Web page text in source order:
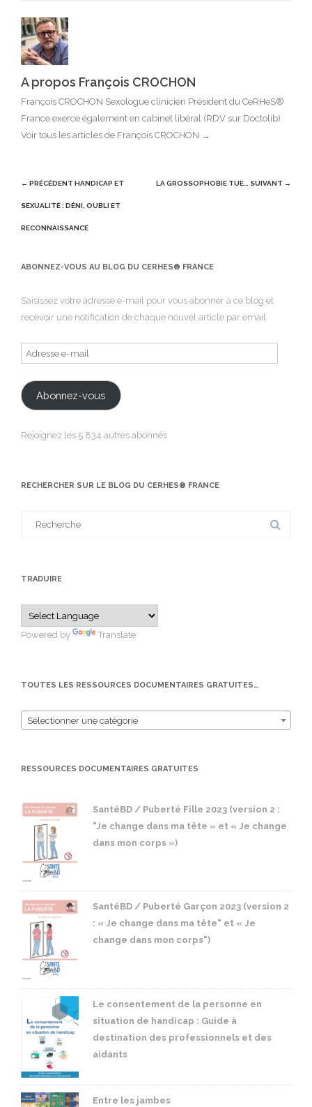
A propos François CROCHON
François CROCHON Sexologue clinicien Président du CeRHeS®
France exerce également en cabinet libéral (RDV sur Doctolib)
Voir tous les articles de François CROCHON →
Post
navigation
← PRÉCÉDENT HANDICAP ET
SEXUALITÉ : DÉNI, OUBLI ET
RECONNAISSANCE
LA GROSSOPHOBIE TUE… SUIVANT →
ABONNEZ-VOUS AU BLOG DU CERHES® FRANCE
Saisissez votre adresse e-mail pour vous abonner à ce blog et
recevoir une notification de chaque nouvel article par email.
Adresse
e-
mail
Abonnez-vous
Rejoignez les 5 834 autres abonnés
RECHERCHER SUR LE BLOG DU CERHES® FRANCE
TRADUIRE
Powered by Translate
TOUTES LES RESSOURCES DOCUMENTAIRES GRATUITES…
Sélectionner une catégorie
RESSOURCES DOCUMENTAIRES GRATUITES
SantéBD / Puberté Fille 2023 (version 2 :
"Je change dans ma tête » et « Je change
dans mon corps »)
SantéBD / Puberté Garçon 2023 (version 2
: « Je change dans ma tête" et « Je
change dans mon corps")
Le consentement de la personne en
situation de handicap : Guide à
destination des professionnels et des
aidants
Entre les jambes